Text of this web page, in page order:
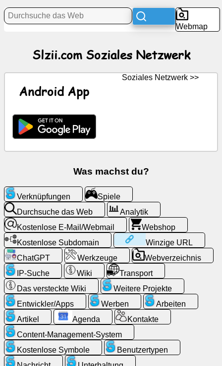
ChatGPT
Spiele
Durchsuche
Web
Mail/Webmail
Analytik
Webshop
Entwickler/Apps
Werkzeuge
Arbeiten
Webverzeichnis
Winzige
Webmap
Slzii.com Soziales Netzwerk
Android App
Soziales Netzwerk >>
Was machst du?
Verknüpfungen
Spiele
Durchsuche das Web
Analytik
Kostenlose E-Mail/Webmail
Webshop
Kostenlose Subdomain
Winzige URL
ChatGPT
Werkzeuge
Webverzeichnis
IP-Suche
Wiki
Transport
Das versteckte Wiki
Weitere Projekte
Entwickler/Apps
Werben
Arbeiten
Artikel
Agenda
Kontakte
Content-Management-System
Kostenlose Symbole
Benutzertypen